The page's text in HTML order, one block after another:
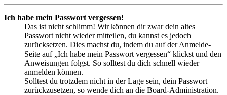
Ich habe mein Passwort vergessen!
Das ist nicht schlimm! Wir können dir zwar dein altes
Passwort nicht wieder mitteilen, du kannst es jedoch
zurücksetzen. Dies machst du, indem du auf der Anmelde-
Seite auf „Ich habe mein Passwort vergessen“ klickst und den
Anweisungen folgst. So solltest du dich schnell wieder
anmelden können.
Solltest du trotzdem nicht in der Lage sein, dein Passwort
zurückzusetzen, so wende dich an die Board-Administration.